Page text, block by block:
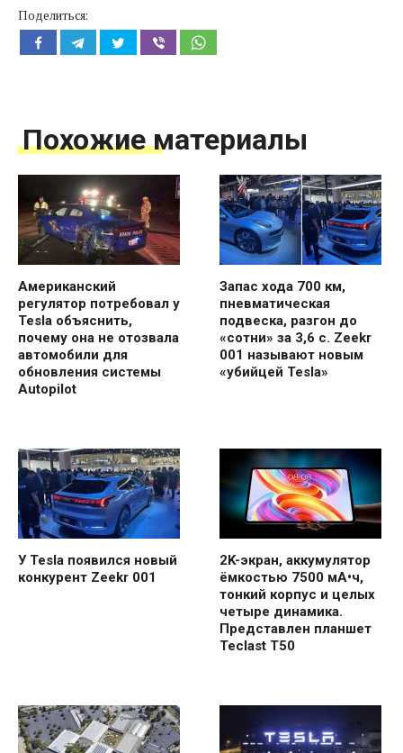
Поделиться:
Похожие материалы
Американский
регулятор потребовал у
Tesla объяснить,
почему она не отозвала
автомобили для
обновления системы
Autopilot
Запас хода 700 км,
пневматическая
подвеска, разгон до
«сотни» за 3,6 с. Zeekr
001 называют новым
«убийцей Tesla»
У Tesla появился новый
конкурент Zeekr 001
2K-экран, аккумулятор
ёмкостью 7500 мА•ч,
тонкий корпус и целых
четыре динамика.
Представлен планшет
Teclast T50